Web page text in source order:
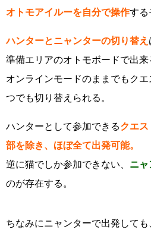
オトモアイルーを自分で操作する
ハンターとニャンターの切り替え
準備エリアのオトモボードで出来
オンラインモードのままでもク
つでも切り替えられる。
ハンターとして参加できるクエ
部を除き、ほぼ全て出発可能。
逆に猫でしか参加できない、 ニャ
のが存在する。
ちなみにニャンターで出発しても